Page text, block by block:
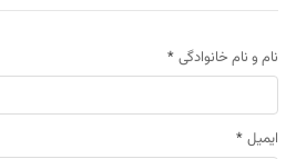
نام و نام خانوادگی *
ایمیل *